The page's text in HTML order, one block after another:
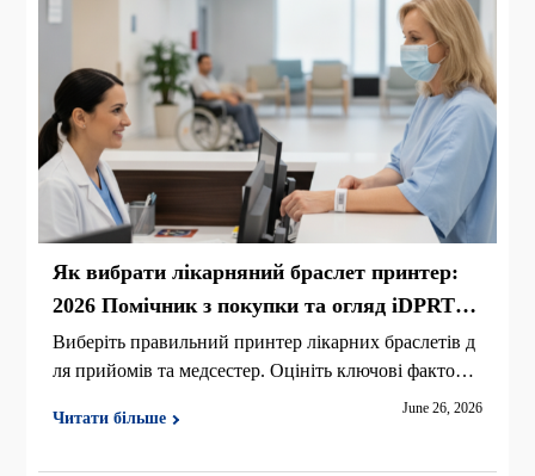
Як вибрати лікарняний браслет принтер:
2026 Помічник з покупки та огляд iDPRT
iE2X-H
Виберіть правильний принтер лікарних браслетів д
ля прийомів та медсестер. Оцініть ключові фактори
покупки та огляньте антибактеріальний iDPRT iE2
X-H.
Читати більше
June 26, 2026